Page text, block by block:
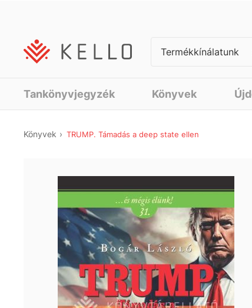
Termékkínálatunk
Tankönyvjegyzék Könyvek
Könyvek TRUMP. Támadás a deep state ellen